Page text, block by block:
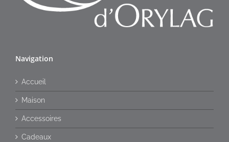
Navigation
Accueil
Maison
Accessoires
Cadeaux